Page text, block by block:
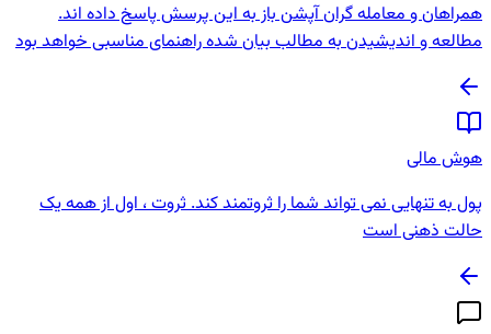
همراهان و معامله گران آپشن باز به این پرسش پاسخ داده اند.
مطالعه و اندیشیدن به مطالب بیان شده راهنمای مناسبی خواهد بود
هوش مالی
پول به تنهایی نمی تواند شما را ثروتمند کند. ثروت ، اول از همه یک
حالت ذهنی است